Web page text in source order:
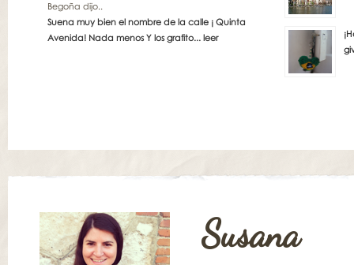
Begoña dijo..
Suena muy bien el nombre de la calle ¡ Quinta
Avenida! Nada menos Y los grafito... leer
Susana